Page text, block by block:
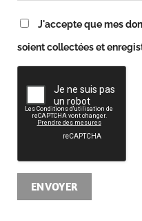
J'accepte que mes
soient collectées et